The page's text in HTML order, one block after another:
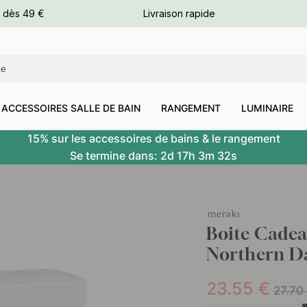
dès 49 € Livraison rapide
ACCESSOIRES SALLE DE BAIN
RANGEMENT LUMINAIRE
15% sur les accessoires de bains & le rangement
Se termine dans: 2d 17h 3m 31s
Boite
Northern
27.70
23.55 €